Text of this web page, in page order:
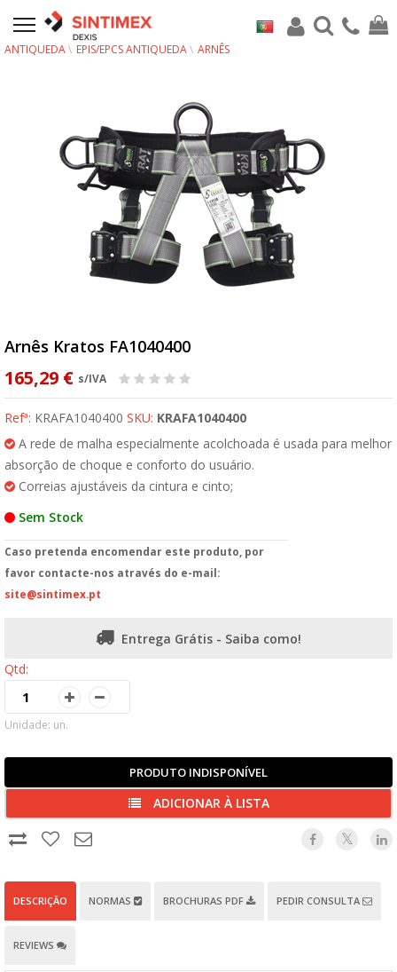
ANTIQUEDA EPIS/EPCS ANTIQUEDA ARNÊS
Arnês Kratos FA1040400
165,29 € s/IVA
Refª: KRAFA1040400 SKU: KRAFA1040400
A rede de malha especialmente acolchoada é usada para melhor
absorção de choque e conforto do usuário.
Correias ajustáveis da cintura e cinto;
Sem Stock
Caso pretenda encomendar este produto, por
favor contacte-nos através do e-mail:
site@sintimex.pt
Entrega Grátis - Saiba como!
Qtd:
Unidade: un.
PRODUTO INDISPONÍVEL
ADICIONAR À LISTA
DESCRIÇÃO NORMAS BROCHURAS PDF PEDIR CONSULTA
REVIEWS